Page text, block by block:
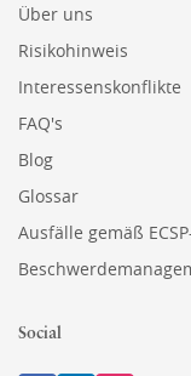
Über uns
Risikohinweis
Interessenskonflikte
FAQ's
Blog
Glossar
Ausfälle gemäß
Social